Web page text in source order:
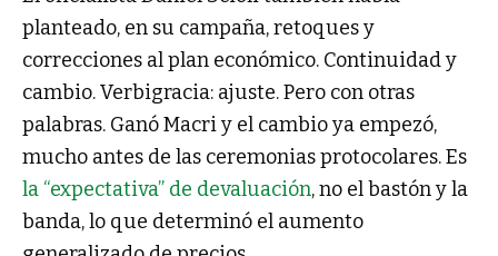
planteado, en su campaña, retoques y
correcciones al plan económico. Continuidad y
cambio. Verbigracia: ajuste. Pero con otras
palabras. Ganó Macri y el cambio ya empezó,
mucho antes de las ceremonias protocolares. Es
la “expectativa” de devaluación, no el bastón y la
banda, lo que determinó el aumento